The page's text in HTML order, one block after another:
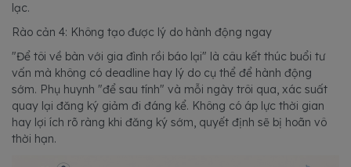
lạc.
Rào cản 4: Không tạo được lý do hành động ngay
"Để tôi về bàn với gia đình rồi báo lại" là câu kết thúc buổi tư
vấn mà không có deadline hay lý do cụ thể để hành động
sớm. Phụ huynh "để sau tính" và mỗi ngày trôi qua, xác suất
quay lại đăng ký giảm đi đáng kể. Không có áp lực thời gian
hay lợi ích rõ ràng khi đăng ký sớm, quyết định sẽ bị hoãn vô
thời hạn.